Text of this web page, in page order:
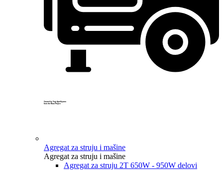
Created by Yogi Aprelliyanto
from the Noun Project
Agregat za struju i mašine
Agregat za struju i mašine
Agregat za struju 2T 650W - 950W delovi